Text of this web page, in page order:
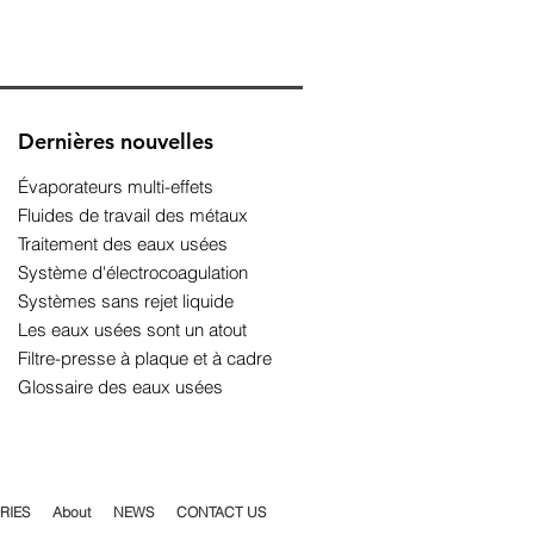
Dernières nouvelles
Évaporateurs multi-effets
Fluides de travail des métaux
Traitement des eaux usées
Système d'électrocoagulation
Systèmes sans rejet liquide
Les eaux usées sont un atout
Filtre-presse à plaque et à cadre
Glossaire des eaux usées
About NEWS CONTACT US